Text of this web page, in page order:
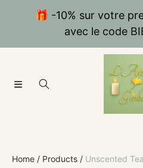
SKIP TO CONTENT
🎁 -10% sur votre
avec le code
Home Products Unscented